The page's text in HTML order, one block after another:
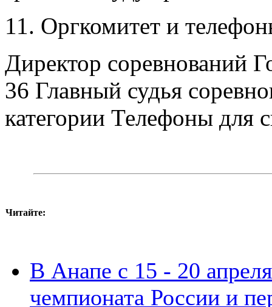
11. Оргкомитет и
Директор соревнований
36 Главный судья
категории Телефоны для
Читайте:
В Анапе с 15 - 20
чемпионата России и